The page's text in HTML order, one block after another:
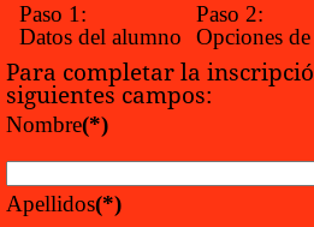
Paso 1:
Datos del alumno
Paso 2:
Opciones
Para completar la
siguientes campos:
Nombre(*)
Apellidos(*)